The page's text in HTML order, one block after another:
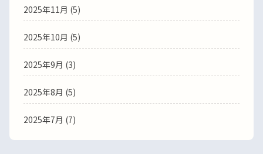
2025年11月 (5)
2025年10月 (5)
2025年9月 (3)
2025年8月 (5)
2025年7月 (7)